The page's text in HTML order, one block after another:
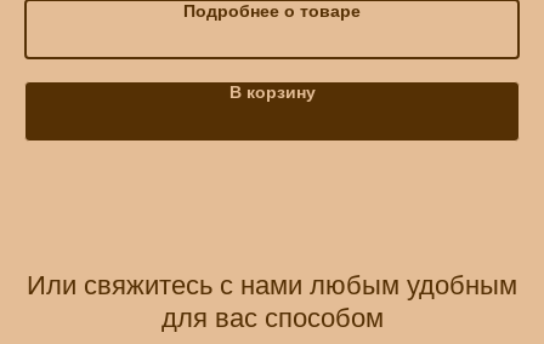
Подробнее о товаре
В корзину
Или свяжитесь с нами любым удобным
для вас способом